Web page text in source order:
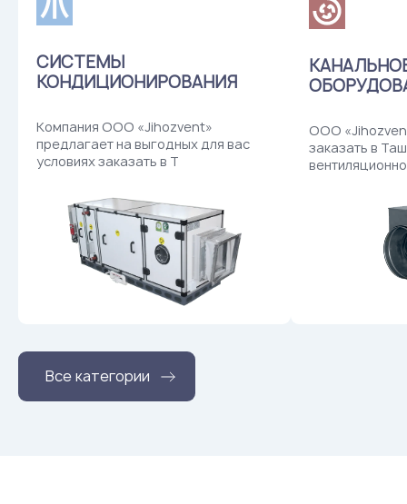
CИСТЕМЫ
КОНДИЦИОНИРОВАНИЯ
Компания ООО «Jihozvent»
предлагает на выгодных для вас
условиях заказать в Т
ООО
заказать в
Все категории